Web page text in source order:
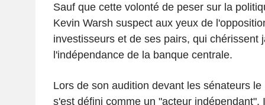
Sauf que cette volonté de peser sur la
Kevin Warsh suspect aux yeux de
investisseurs et de ses pairs, qui chérissent
l'indépendance de la banque centrale.
Lors de son audition devant les sénateurs
s'est défini comme un "acteur indépendant".